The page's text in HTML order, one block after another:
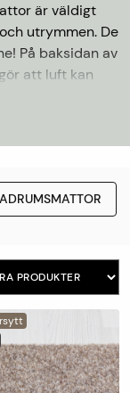
är väldigt
utrymmen. De
På baksidan av
att luft kan
är balkonger,